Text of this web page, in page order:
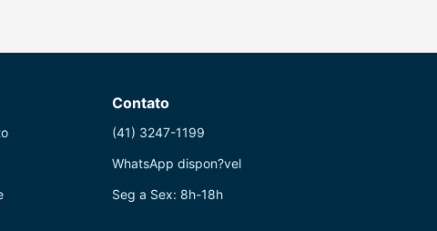
Contato
(41) 3247-1199
WhatsApp dispon?vel
Seg a Sex: 8h-18h